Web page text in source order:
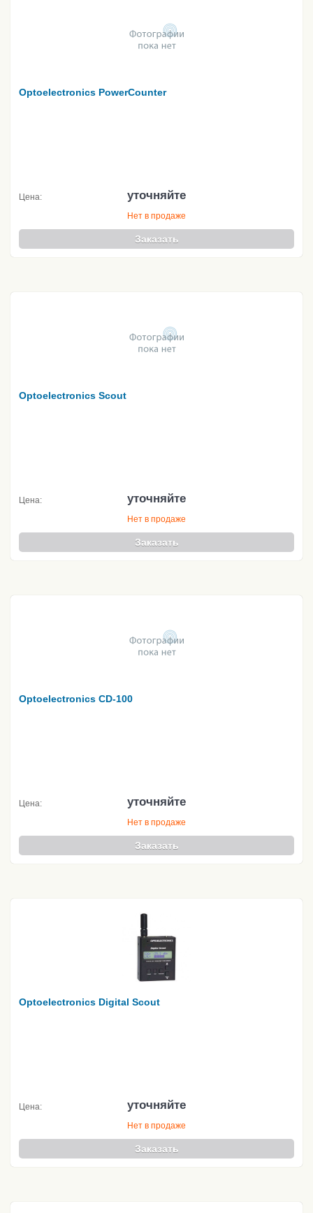
Optoelectronics PowerCounter
Цена: уточняйте
Нет в продаже
Заказать
Optoelectronics Scout
Цена: уточняйте
Нет в продаже
Заказать
Optoelectronics CD-100
Цена: уточняйте
Нет в продаже
Заказать
Optoelectronics Digital Scout
Цена: уточняйте
Нет в продаже
Заказать